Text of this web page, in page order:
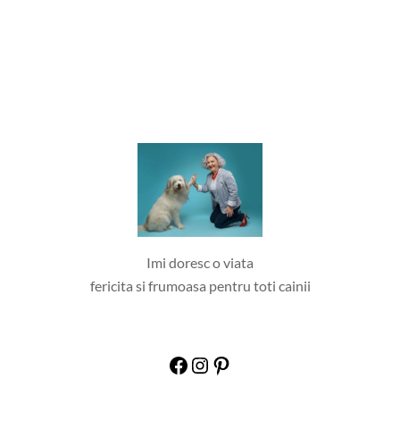
Imi doresc o viata
fericita si frumoasa pentru toti cainii
Facebook Instagram Pinterest